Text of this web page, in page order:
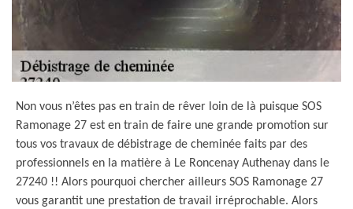
Non vous n’êtes pas en train de rêver loin de là puisque SOS
Ramonage 27 est en train de faire une grande promotion sur
tous vos travaux de débistrage de cheminée faits par des
professionnels en la matière à Le Roncenay Authenay dans le
27240 !! Alors pourquoi chercher ailleurs SOS Ramonage 27
vous garantit une prestation de travail irréprochable. Alors